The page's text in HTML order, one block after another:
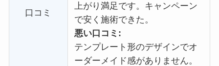
口コミ
上がり満足です。キャンペーン
で安く施術できた。
悪い口コミ:
テンプレート形のデザインでオ
ーダーメイド感がありません。